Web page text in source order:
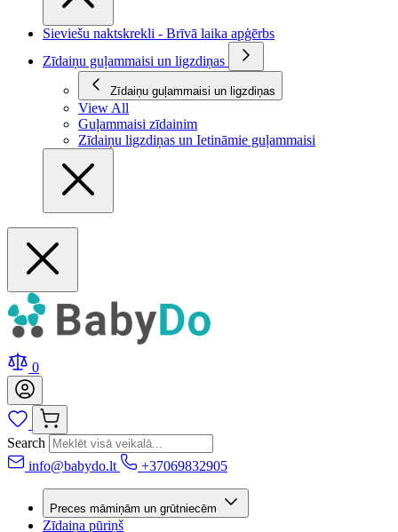
Sieviešu naktskrekli - Brīvā laika apģērbs
Zīdaiņu guļammaisi un ligzdiņas
Zīdaiņu guļammaisi un ligzdiņas
View All
Guļammaisi zīdainim
Zīdaiņu ligzdiņas un Ietināmie guļammaisi
0
Search
info@babydo.lt
+37069832905
Preces māmiņām un grūtniecēm
Zīdaiņa pūriņš